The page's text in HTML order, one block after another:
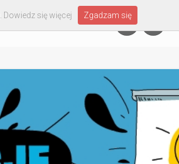
Dowiedz się więcej Zgadzam się